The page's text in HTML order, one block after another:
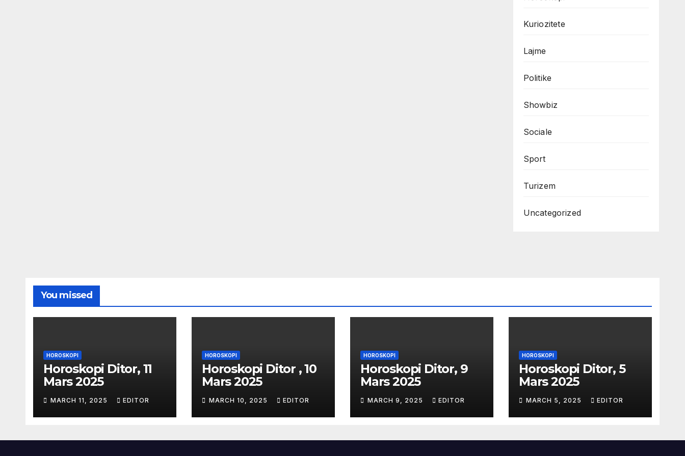
Kuriozitete
Lajme
Politike
Showbiz
Sociale
Sport
Turizem
Uncategorized
You missed
HOROSKOPI
Horoskopi Ditor, 11
Mars 2025
MARCH 11, 2025 EDITOR
HOROSKOPI
Horoskopi Ditor , 10
Mars 2025
MARCH 10, 2025 EDITOR
HOROSKOPI
Horoskopi Ditor, 9
Mars 2025
MARCH 9, 2025 EDITOR
HOROSKOPI
Horoskopi Ditor, 5
Mars 2025
MARCH 5, 2025 EDITOR